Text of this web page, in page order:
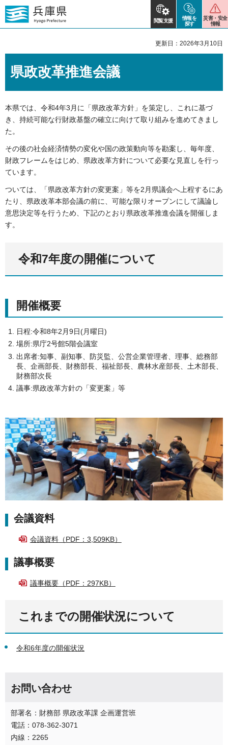
閲覧支援
情報を
探す
災害・安全
情報
更新日：2026年3月10日
県政改革推進会議
本県では、令和4年3月に「県政改革方針」を策定し、これに基づ
き、持続可能な行財政基盤の確立に向けて取り組みを進めてきまし
た。
その後の社会経済情勢の変化や国の政策動向等を勘案し、毎年度、
財政フレームをはじめ、県政改革方針について必要な見直しを行っ
ています。
ついては、「県政改革方針の変更案」等を2月県議会へ上程するにあ
たり、県政改革本部会議の前に、可能な限りオープンにして議論し
意思決定等を行うため、下記のとおり県政改革推進会議を開催しま
す。
令和7年度の開催について
開催概要
日程:令和8年2月9日(月曜日)
場所:県庁2号館5階会議室
出席者:知事、副知事、防災監、公営企業管理者、理事、総務部
長、企画部長、財務部長、福祉部長、農林水産部長、土木部長、
財務部次長
議事:県政改革方針の「変更案」等
会議資料
会議資料（PDF：3,509KB）
議事概要
議事概要（PDF：297KB）
これまでの開催状況について
令和6年度の開催状況
お問い合わせ
部署名：財務部 県政改革課 企画運営班
電話：078-362-3071
内線：2265